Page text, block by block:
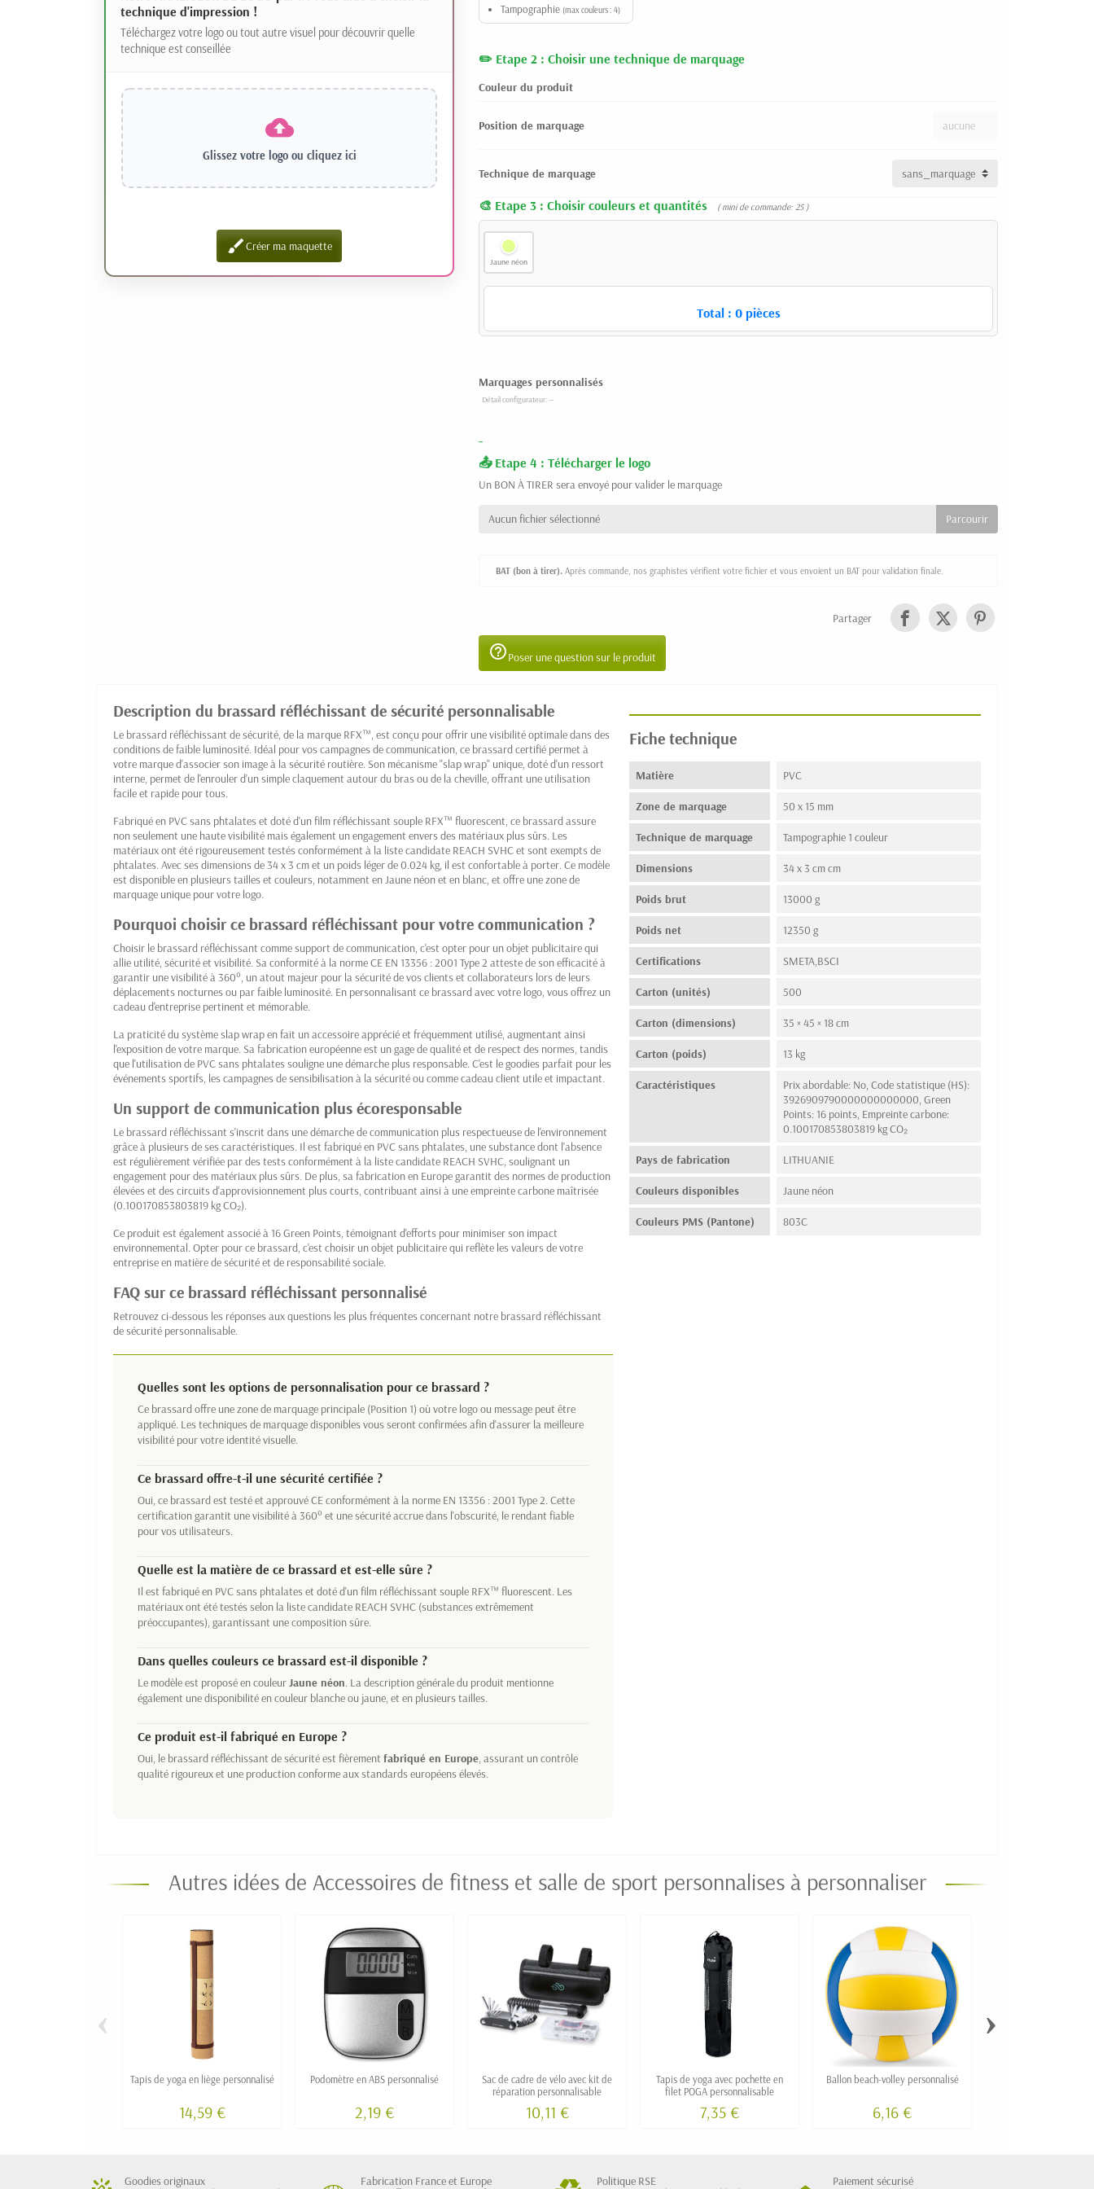
technique d'impression !
Téléchargez votre logo ou tout autre visuel pour découvrir quelle
technique est conseillée
Glissez votre logo ou cliquez ici
brushCréer ma maquette
Tampographie (max couleurs : 4)
Etape 2 : Choisir une technique de marquage
Couleur du produit
Position de marquage
Technique de marquage
Etape 3 : Choisir couleurs et quantités ( mini de commande: 25 )
Jaune néon
Total : 0pièces
Marquages personnalisés
-
Etape 4 : Télécharger le logo
Un BON À TIRER sera envoyé pour valider le marquage
Aucun fichier sélectionné
BAT (bon à tirer). Après commande, nos graphistes vérifient votre fichier et vous envoient un BAT pour validation finale.
Partager
help_outlinePoser une question sur le produit
Description du brassard réfléchissant de sécurité personnalisable
Le brassard réfléchissant de sécurité, de la marque RFX™, est conçu pour offrir une visibilité optimale dans des
conditions de faible luminosité. Idéal pour vos campagnes de communication, ce brassard certifié permet à
votre marque d'associer son image à la sécurité routière. Son mécanisme "slap wrap" unique, doté d'un ressort
interne, permet de l'enrouler d'un simple claquement autour du bras ou de la cheville, offrant une utilisation
facile et rapide pour tous.
Fabriqué en PVC sans phtalates et doté d'un film réfléchissant souple RFX™ fluorescent, ce brassard assure
non seulement une haute visibilité mais également un engagement envers des matériaux plus sûrs. Les
matériaux ont été rigoureusement testés conformément à la liste candidate REACH SVHC et sont exempts de
phtalates. Avec ses dimensions de 34 x 3 cm et un poids léger de 0.024 kg, il est confortable à porter. Ce modèle
est disponible en plusieurs tailles et couleurs, notamment en Jaune néon et en blanc, et offre une zone de
marquage unique pour votre logo.
Pourquoi choisir ce brassard réfléchissant pour votre communication ?
Choisir le brassard réfléchissant comme support de communication, c'est opter pour un objet publicitaire qui
allie utilité, sécurité et visibilité. Sa conformité à la norme CE EN 13356 : 2001 Type 2 atteste de son efficacité à
garantir une visibilité à 360°, un atout majeur pour la sécurité de vos clients et collaborateurs lors de leurs
déplacements nocturnes ou par faible luminosité. En personnalisant ce brassard avec votre logo, vous offrez un
cadeau d'entreprise pertinent et mémorable.
La praticité du système slap wrap en fait un accessoire apprécié et fréquemment utilisé, augmentant ainsi
l'exposition de votre marque. Sa fabrication européenne est un gage de qualité et de respect des normes, tandis
que l'utilisation de PVC sans phtalates souligne une démarche plus responsable. C'est le goodies parfait pour les
événements sportifs, les campagnes de sensibilisation à la sécurité ou comme cadeau client utile et impactant.
Un support de communication plus écoresponsable
Le brassard réfléchissant s'inscrit dans une démarche de communication plus respectueuse de l'environnement
grâce à plusieurs de ses caractéristiques. Il est fabriqué en PVC sans phtalates, une substance dont l'absence
est régulièrement vérifiée par des tests conformément à la liste candidate REACH SVHC, soulignant un
engagement pour des matériaux plus sûrs. De plus, sa fabrication en Europe garantit des normes de production
élevées et des circuits d'approvisionnement plus courts, contribuant ainsi à une empreinte carbone maîtrisée
(0.100170853803819 kg CO₂).
Ce produit est également associé à 16 Green Points, témoignant d'efforts pour minimiser son impact
environnemental. Opter pour ce brassard, c'est choisir un objet publicitaire qui reflète les valeurs de votre
entreprise en matière de sécurité et de responsabilité sociale.
FAQ sur ce brassard réfléchissant personnalisé
Retrouvez ci-dessous les réponses aux questions les plus fréquentes concernant notre brassard réfléchissant
de sécurité personnalisable.
Quelles sont les options de personnalisation pour ce brassard ?
Ce brassard offre une zone de marquage principale (Position 1) où votre logo ou message peut être
appliqué. Les techniques de marquage disponibles vous seront confirmées afin d'assurer la meilleure
visibilité pour votre identité visuelle.
Ce brassard offre-t-il une sécurité certifiée ?
Oui, ce brassard est testé et approuvé CE conformément à la norme EN 13356 : 2001 Type 2. Cette
certification garantit une visibilité à 360° et une sécurité accrue dans l'obscurité, le rendant fiable
pour vos utilisateurs.
Quelle est la matière de ce brassard et est-elle sûre ?
Il est fabriqué en PVC sans phtalates et doté d'un film réfléchissant souple RFX™ fluorescent. Les
matériaux ont été testés selon la liste candidate REACH SVHC (substances extrêmement
préoccupantes), garantissant une composition sûre.
Dans quelles couleurs ce brassard est-il disponible ?
Le modèle est proposé en couleurJaune néon. La description générale du produit mentionne
également une disponibilité en couleur blanche ou jaune, et en plusieurs tailles.
Ce produit est-il fabriqué en Europe ?
Oui, le brassard réfléchissant de sécurité est fièrement fabriqué en Europe, assurant un contrôle
qualité rigoureux et une production conforme aux standards européens élevés.
Fiche technique
Matière PVC
Zone de marquage 50 x 15 mm
Technique de marquage Tampographie 1 couleur
Dimensions 34 x 3 cm cm
Poids brut 13000 g
Poids net 12350 g
Certifications SMETA,BSCI
Carton (unités) 500
Carton (dimensions) 35 × 45 × 18 cm
Carton (poids) 13 kg
Caractéristiques
Prix abordable: No, Code statistique (HS):
3926909790000000000000, Green
Points: 16 points, Empreinte carbone:
0.100170853803819 kg CO₂
Pays de fabrication LITHUANIE
Couleurs disponibles Jaune néon
Couleurs PMS (Pantone) 803C
Autres idées de Accessoires de fitness et salle de sport personnalises à personnaliser
Tapis de yoga en liège personnalisé
14,59 €
Podomètre en ABS personnalisé
2,19 €
Sac de cadre de vélo avec kit de
réparation personnalisable
10,11 €
Tapis de yoga avec pochette en
filet POGA personnalisable
7,35 €
Ballon beach-volley personnalisé
6,16 €
‹ ›
Goodies originaux
Fabrication France et Europe
Politique RSE
Paiement sécurisé